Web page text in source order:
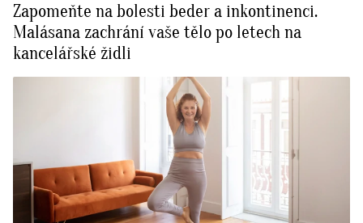
Zapomeňte na bolesti beder a inkontinenci.
Malásana zachrání vaše tělo po letech na
kancelářské židli